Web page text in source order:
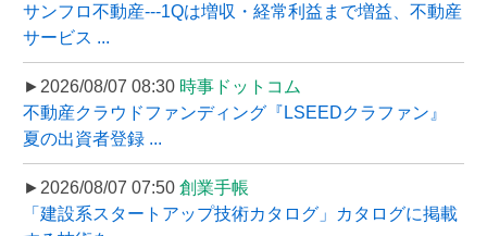
サンフロ不動産---1Qは増収・経常利益まで増益、不動産
サービス ...
►2026/08/07 08:30 時事ドットコム
不動産クラウドファンディング『LSEEDクラファン』
夏の出資者登録 ...
►2026/08/07 07:50 創業手帳
「建設系スタートアップ技術カタログ」カタログに掲載